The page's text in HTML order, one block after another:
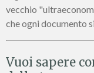
vecchio
che ogni documento
Vuoi sapere